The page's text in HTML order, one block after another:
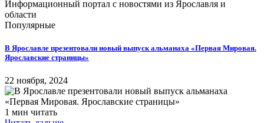
Информационный портал с новостями из Ярославля и
области
Популярные
В Ярославле презентовали новый выпуск альманаха «Первая Мировая.
Ярославские страницы»
22 ноября, 2024
1 мин читать